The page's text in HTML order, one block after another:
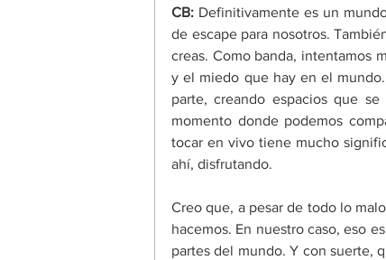
CB: Definitivamente es un
de escape para nosotros.
creas. Como banda, intentamos
y el miedo que hay en el
parte, creando espacios que
momento donde podemos
tocar en vivo tiene mucho
ahí, disfrutando.
Creo que, a pesar de todo lo
hacemos. En nuestro caso, eso
partes del mundo. Y con suerte,